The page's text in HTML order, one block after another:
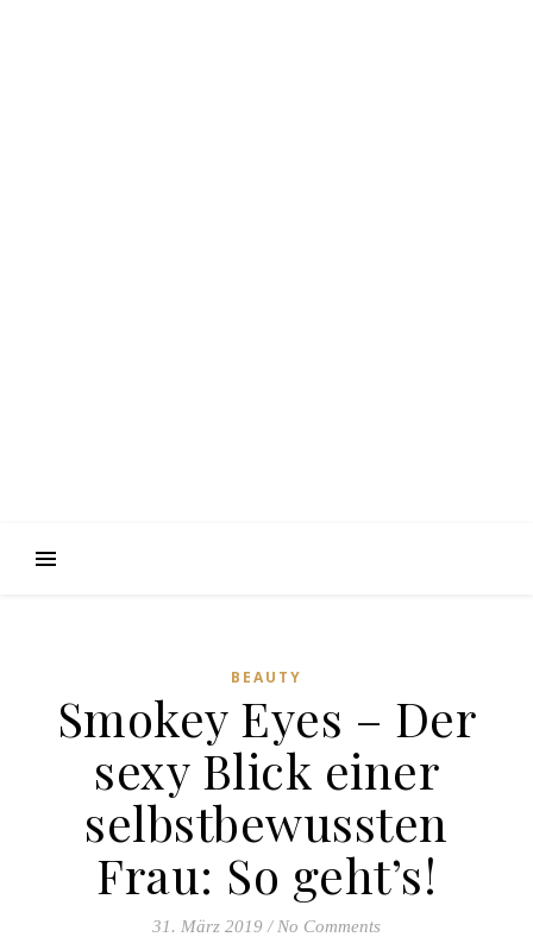
BEAUTY
Smokey Eyes – Der
sexy Blick einer
selbstbewussten
Frau: So geht’s!
31. März 2019 / No Comments